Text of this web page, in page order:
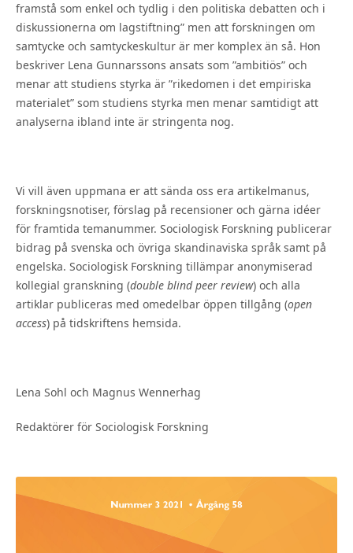
framstå som enkel och tydlig i den politiska debatten och i
diskussionerna om lagstiftning” men att forskningen om
samtycke och samtyckeskultur är mer komplex än så. Hon
beskriver Lena Gunnarssons ansats som ”ambitiös” och
menar att studiens styrka är ”rikedomen i det empiriska
materialet” som studiens styrka men menar samtidigt att
analyserna ibland inte är stringenta nog.
Vi vill även uppmana er att sända oss era artikelmanus,
forskningsnotiser, förslag på recensioner och gärna idéer
för framtida temanummer. Sociologisk Forskning publicerar
bidrag på svenska och övriga skandinaviska språk samt på
engelska. Sociologisk Forskning tillämpar anonymiserad
kollegial granskning (double blind peer review) och alla
artiklar publiceras med omedelbar öppen tillgång (open
access) på tidskriftens hemsida.
Lena Sohl och Magnus Wennerhag
Redaktörer för Sociologisk Forskning